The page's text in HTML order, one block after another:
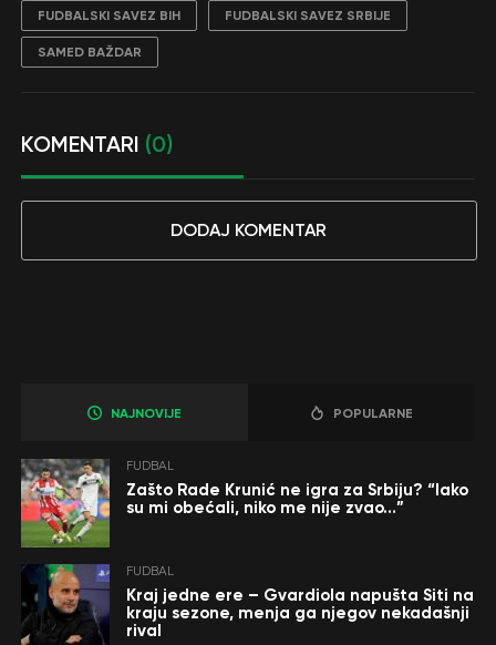
FUDBALSKI SAVEZ BIH FUDBALSKI SAVEZ SRBIJE
SAMED BAŽDAR
KOMENTARI (0)
DODAJ KOMENTAR
NAJNOVIJE POPULARNE
FUDBAL
Zašto Rade Krunić ne igra za Srbiju? “Iako
su mi obećali, niko me nije zvao…”
FUDBAL
Kraj jedne ere – Gvardiola napušta Siti na
kraju sezone, menja ga njegov nekadašnji
rival